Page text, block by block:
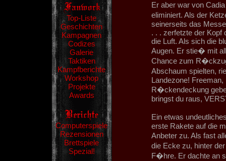
Top-Liste
Geschichten
Kampagnen
Codizes
Galerie
Taktiken
Kampfberichte
Workshop
Projekte
Awards
Computerspiele
Rezensionen
Brettspiele
Spezial!
Er aber war von
eliminiert. Als der
seinerseits das
. . . zerfetzte der Kopf
die Luft. Als sich die
Augen. Er stie� mit
Chance zum
Abschaum spielten,
Landezone!
R�ckendeckung
bringst du raus,
Ein etwas
erste Rakete auf die
Anbeter zu. Als fast
die Ecke zu, hinter
F�hre. Er dachte an